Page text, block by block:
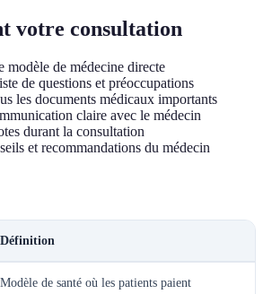
votre consultation
modèle de médecine directe
de questions et préoccupations
les documents médicaux importants
claire avec le médecin
durant la consultation
et recommandations du médecin
Définition
Modèle de santé où les patients paient